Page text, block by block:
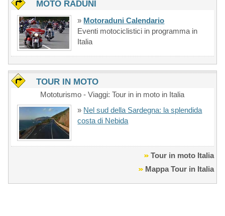
MOTO RADUNI
» Motoraduni Calendario
Eventi motociclistici in programma in
Italia
TOUR IN MOTO
Mototurismo - Viaggi: Tour in in moto in Italia
» Nel sud della Sardegna: la splendida
costa di Nebida
Tour in moto Italia
Mappa Tour in Italia